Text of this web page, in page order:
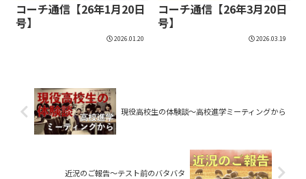
コーチ通信【26年1月20日
号】
2026.01.20
コーチ通信【26年3月20日
号】
2026.03.19
現役高校生の体験談〜高校進学ミーティングから
近況のご報告〜テスト前のバタバタ